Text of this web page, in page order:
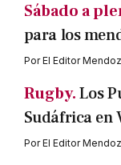
Sábado a
para los
PorEl Editor
Rugby.Los
Sudáfrica en
PorEl Editor